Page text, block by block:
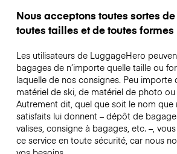
Nous acceptons toutes sortes
toutes tailles et de toutes formes
Les utilisateurs de LuggageHero
bagages de n’importe quelle taille ou
laquelle de nos consignes. Peu importe
matériel de ski, de matériel de photo
Autrement dit, quel que soit le nom que
satisfaits lui donnent – dépôt de
valises, consigne à bagages, etc. –,
ce service en toute sécurité, car nous